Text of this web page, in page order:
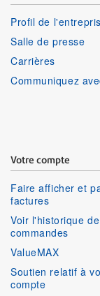
Profil de
Salle de presse
Carrières
Communiquez
Votre compte
Faire afficher et
factures
Voir l'historique de
commandes
ValueMAX
Soutien relatif à
compte